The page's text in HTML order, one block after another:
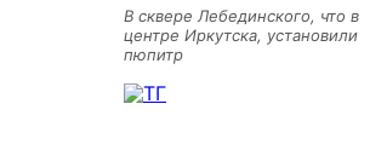
В сквере Лебединского, что в
центре Иркутска, установили
пюпитр